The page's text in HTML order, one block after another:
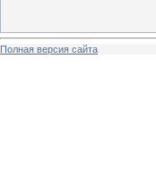
Полная версия сайта